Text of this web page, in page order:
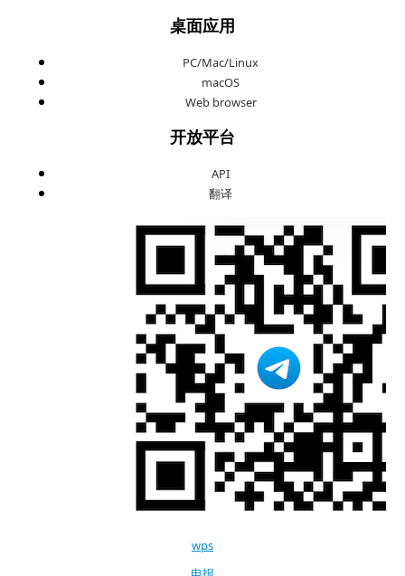
桌面应用
PC/Mac/Linux
macOS
Web browser
开放平台
API
翻译
wps